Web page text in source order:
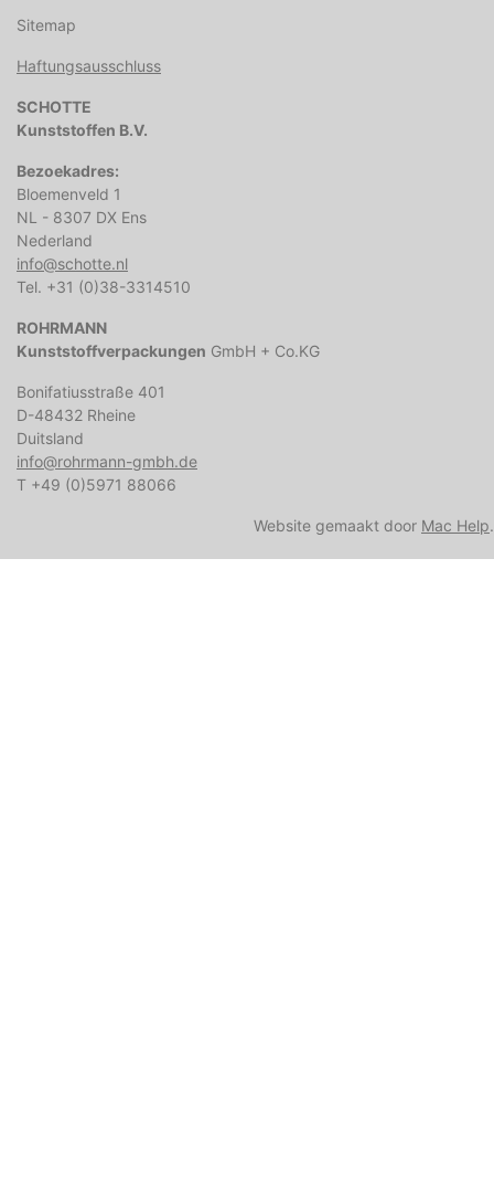
Sitemap
Haftungsausschluss
SCHOTTE
Kunststoffen B.V.
Bezoekadres:
Bloemenveld 1
NL - 8307 DX Ens
Nederland
info@schotte.nl
Tel. +31 (0)38-3314510
ROHRMANN
Kunststoffverpackungen GmbH + Co.KG
Bonifatiusstraße 401
D-48432 Rheine
Duitsland
info@rohrmann-gmbh.de
T +49 (0)5971 88066
Website gemaakt door Mac Help.